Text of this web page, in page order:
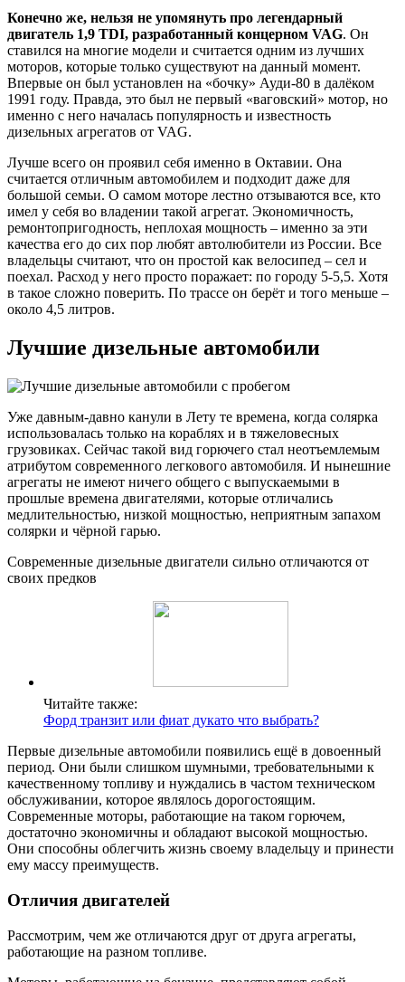
Конечно же, нельзя не упомянуть про легендарный
двигатель 1,9 TDI, разработанный концерном VAG. Он
ставился на многие модели и считается одним из лучших
моторов, которые только существуют на данный момент.
Впервые он был установлен на «бочку» Ауди-80 в далёком
1991 году. Правда, это был не первый «ваговский» мотор, но
именно с него началась популярность и известность
дизельных агрегатов от VAG.
Лучше всего он проявил себя именно в Октавии. Она
считается отличным автомобилем и подходит даже для
большой семьи. О самом моторе лестно отзываются все, кто
имел у себя во владении такой агрегат. Экономичность,
ремонтопригодность, неплохая мощность – именно за эти
качества его до сих пор любят автолюбители из России. Все
владельцы считают, что он простой как велосипед – сел и
поехал. Расход у него просто поражает: по городу 5-5,5. Хотя
в такое сложно поверить. По трассе он берёт и того меньше –
около 4,5 литров.
Лучшие дизельные автомобили
Уже давным-давно канули в Лету те времена, когда солярка
использовалась только на кораблях и в тяжеловесных
грузовиках. Сейчас такой вид горючего стал неотъемлемым
атрибутом современного легкового автомобиля. И нынешние
агрегаты не имеют ничего общего с выпускаемыми в
прошлые времена двигателями, которые отличались
медлительностью, низкой мощностью, неприятным запахом
солярки и чёрной гарью.
Современные дизельные двигатели сильно отличаются от
своих предков
Читайте также:
Форд транзит или фиат дукато что выбрать?
Первые дизельные автомобили появились ещё в довоенный
период. Они были слишком шумными, требовательными к
качественному топливу и нуждались в частом техническом
обслуживании, которое являлось дорогостоящим.
Современные моторы, работающие на таком горючем,
достаточно экономичны и обладают высокой мощностью.
Они способны облегчить жизнь своему владельцу и принести
ему массу преимуществ.
Отличия двигателей
Рассмотрим, чем же отличаются друг от друга агрегаты,
работающие на разном топливе.